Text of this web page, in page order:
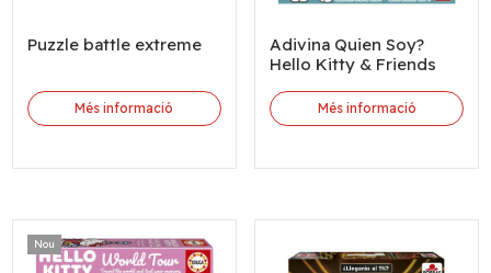
Puzzle battle extreme
Més informació
Adivina Quien Soy?
Hello Kitty & Friends
Més informació
Nou